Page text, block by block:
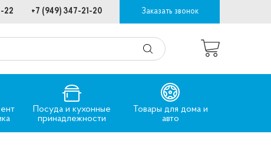
Заказать звонок
+7 (949) 347-21-20
22
Посуда и кухонные
принадлежности
Товары для дома и
авто